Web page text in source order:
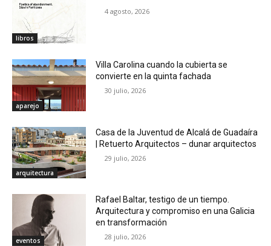
libros
4 agosto, 2026
aparejo
Villa Carolina cuando la cubierta se
convierte en la quinta fachada
30 julio, 2026
arquitectura
Casa de la Juventud de Alcalá de Guadaíra
| Retuerto Arquitectos – dunar arquitectos
29 julio, 2026
eventos
Rafael Baltar, testigo de un tiempo.
Arquitectura y compromiso en una Galicia
en transformación
28 julio, 2026